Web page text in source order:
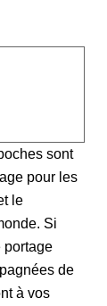
sont
pour les
le
Si
portage
de
à vos